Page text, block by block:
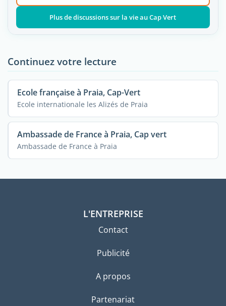
Plus de discussions sur la vie au Cap Vert
Continuez votre lecture
Ecole française à Praia, Cap-Vert
Ecole internationale les Alizés de Praia
Ambassade de France à Praia, Cap vert
Ambassade de France à Praia
L'ENTREPRISE
Contact
Publicité
A propos
Partenariat